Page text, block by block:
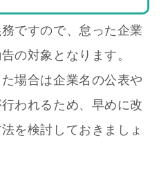
ですので、怠った企業
の対象となります。
場合は企業名の公表や
われるため、早めに改
を検討しておきましょ